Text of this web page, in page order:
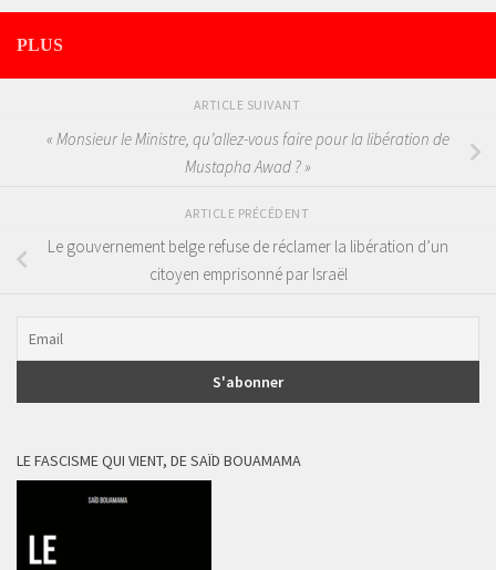
PLUS
ARTICLE SUIVANT
« Monsieur le Ministre, qu’allez-vous faire pour la libération de
Mustapha Awad ? »
ARTICLE PRÉCÉDENT
Le gouvernement belge refuse de réclamer la libération d’un
citoyen emprisonné par Israël
LE FASCISME QUI VIENT, DE SAÏD BOUAMAMA